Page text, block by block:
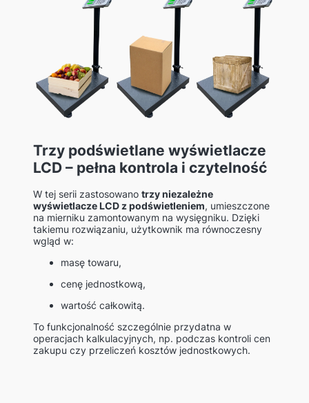
Trzy podświetlane wyświetlacze
LCD – pełna kontrola i czytelność
W tej serii zastosowano trzy niezależne
wyświetlacze LCD z podświetleniem, umieszczone
na mierniku zamontowanym na wysięgniku. Dzięki
takiemu rozwiązaniu, użytkownik ma równoczesny
wgląd w:
masę towaru,
cenę jednostkową,
wartość całkowitą.
To funkcjonalność szczególnie przydatna w
operacjach kalkulacyjnych, np. podczas kontroli cen
zakupu czy przeliczeń kosztów jednostkowych.